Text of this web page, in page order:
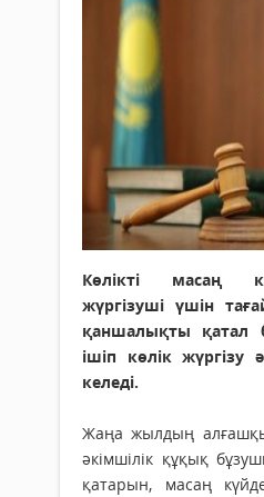
Көлікті масаң
жүргізуші үшін
қаншалықты қатал
ішіп көлік жүргізу
келеді.
Жаңа жылдың
әкімшілік құқық
қатарын, масаң күйде